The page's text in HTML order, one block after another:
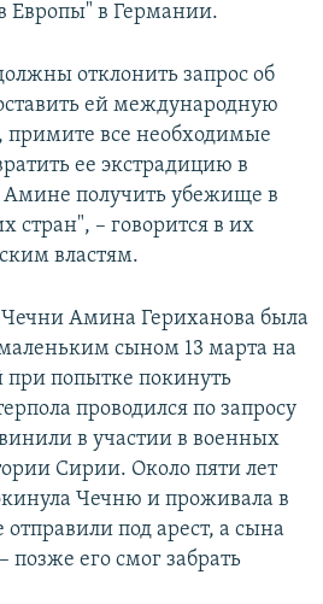
Европы" в Германии.
отклонить запрос об
ей международную
примите все необходимые
ее экстрадицию в
получить убежище в
стран", – говорится в их
властям.
Амина Гериханова была
сыном 13 марта на
попытке покинуть
проводился по запросу
в участии в военных
Сирии. Около пяти лет
Чечню и проживала в
под арест, а сына
позже его смог забрать